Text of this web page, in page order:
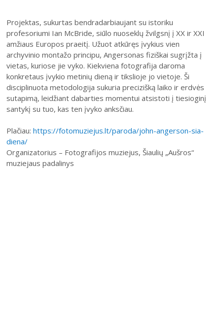
Projektas, sukurtas bendradarbiaujant su istoriku
profesoriumi Ian McBride, siūlo nuoseklų žvilgsnį į XX ir XXI
amžiaus Europos praeitį. Užuot atkūręs įvykius vien
archyvinio montažo principu, Angersonas fiziškai sugrįžta į
vietas, kuriose jie vyko. Kiekviena fotografija daroma
konkretaus įvykio metinių dieną ir tikslioje jo vietoje. Ši
disciplinuota metodologija sukuria precizišką laiko ir erdvės
sutapimą, leidžiant dabarties momentui atsistoti į tiesioginį
santykį su tuo, kas ten įvyko anksčiau.
Plačiau: https://fotomuziejus.lt/paroda/john-angerson-sia-
diena/
Organizatorius – Fotografijos muziejus, Šiaulių „Aušros“
muziejaus padalinys